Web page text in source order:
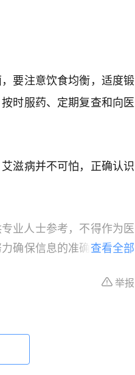
要注意饮食均衡，适度锻
时服药、定期复查和向医
滋病并不可怕，正确认识
业人士参考，不得作为医
确保信息的准确性，但本
行动，本文作者、出版方
查看全部
举报